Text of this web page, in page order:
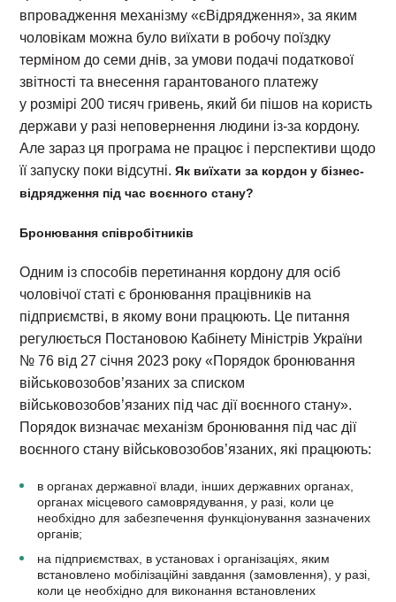
впровадження механізму «єВідрядження», за яким
чоловікам можна було виїхати в робочу поїздку
терміном до семи днів, за умови подачі податкової
звітності та внесення гарантованого платежу
у розмірі 200 тисяч гривень, який би пішов на користь
держави у разі неповернення людини із-за кордону.
Але зараз ця програма не працює і перспективи щодо
її запуску поки відсутні.Як виїхати за кордон у бізнес-
відрядження під час воєнного стану?
Бронювання співробітників
Одним із способів перетинання кордону для осіб
чоловічої статі є бронювання працівників на
підприємстві, в якому вони працюють. Це питання
регулюється Постановою Кабінету Міністрів України
№ 76 від 27 січня 2023 року «Порядок бронювання
військовозобов’язаних за списком
військовозобов’язаних під час дії воєнного стану».
Порядок визначає механізм бронювання під час дії
воєнного стану військовозобов’язаних, які працюють:
в органах державної влади, інших державних органах,
органах місцевого самоврядування, у разі, коли це
необхідно для забезпечення функціонування зазначених
органів;
на підприємствах, в установах і організаціях, яким
встановлено мобілізаційні завдання (замовлення), у разі,
коли це необхідно для виконання встановлених